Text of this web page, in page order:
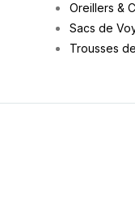
Oreillers &
Sacs de
Trousses